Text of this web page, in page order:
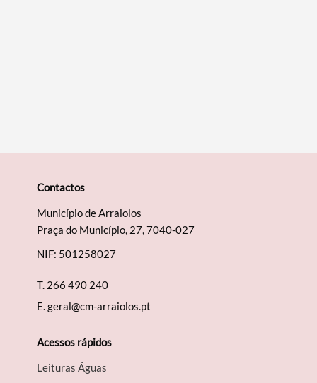
Contactos
Município de Arraiolos
Praça do Município, 27, 7040-027
NIF: 501258027
T. 266 490 240
E.geral@cm-arraiolos.pt
Acessos rápidos
Leituras Águas